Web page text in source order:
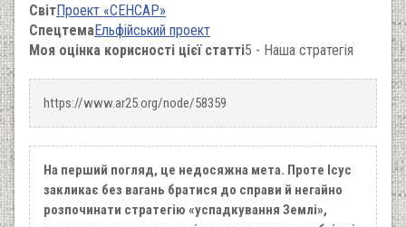
СвітПроект «СЕНСАР»
СпецтемаЕльфійський проект
Моя оцінка корисності цієї статті5 - Наша стратегія
https://www.ar25.org/node/58359
На перший погляд, це недосяжна мета. Проте Ісус
закликає без вагань братися до справи й негайно
розпочинати стратегію «успадкування Землі»,